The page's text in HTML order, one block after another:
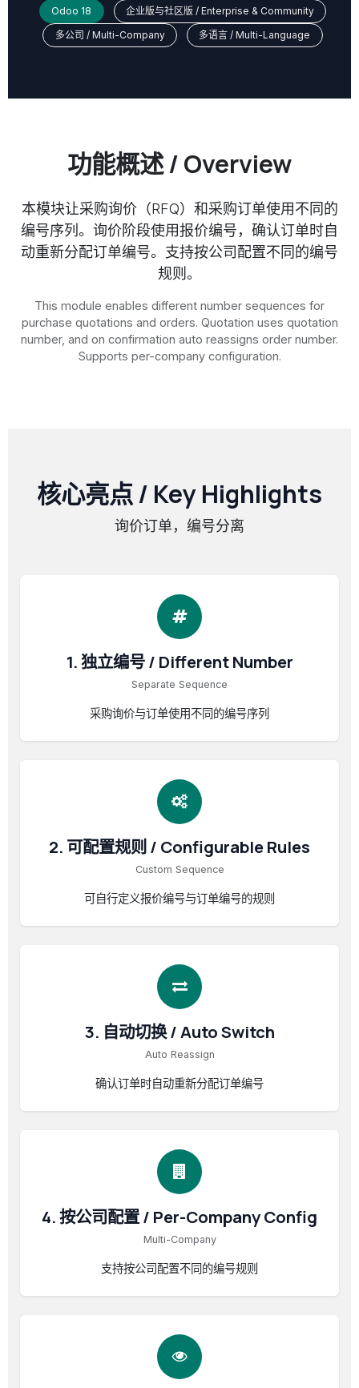
Odoo 18
企业版与社区版 / Enterprise & Community
多公司 / Multi-Company
多语言 / Multi-Language
功能概述 / Overview
本模块让采购询价（RFQ）和采购订单使用不同的
编号序列。询价阶段使用报价编号，确认订单时自
动重新分配订单编号。支持按公司配置不同的编号
规则。
This module enables different number sequences for
purchase quotations and orders. Quotation uses quotation
number, and on confirmation auto reassigns order number.
Supports per-company configuration.
核心亮点 / Key Highlights
询价订单，编号分离
1. 独立编号 / Different Number
Separate Sequence
采购询价与订单使用不同的编号序列
2. 可配置规则 / Configurable Rules
Custom Sequence
可自行定义报价编号与订单编号的规则
3. 自动切换 / Auto Switch
Auto Reassign
确认订单时自动重新分配订单编号
4. 按公司配置 / Per-Company Config
Multi-Company
支持按公司配置不同的编号规则